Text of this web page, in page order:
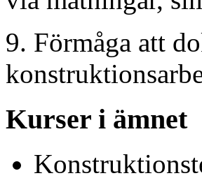
9. Förmåga att
Kurser i ämnet